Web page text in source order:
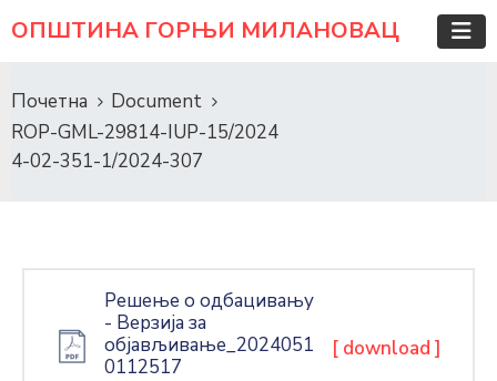
ОПШТИНА ГОРЊИ МИЛАНОВАЦ
Почетна
Document
ROP-GML-29814-IUP-15/2024
4-02-351-1/2024-307
Решење о одбацивању
- Верзија за
објављивање_2024051
0112517
[ download ]